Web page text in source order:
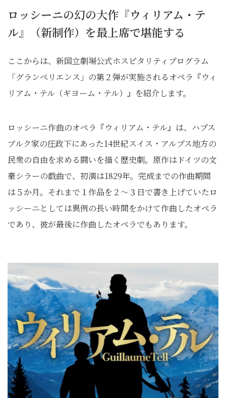
ロッシーニの幻の大作『ウィリアム・テ
ル』（新制作）を最上席で堪能する
ここからは、新国立劇場公式ホスピタリティプログラム
「グランペリエンス」の第２弾が実施されるオペラ『ウィ
リアム・テル（ギヨーム・テル）』を紹介します。
ロッシーニ作曲のオペラ『ウィリアム・テル』は、ハプス
ブルク家の圧政下にあった14世紀スイス・アルプス地方の
民衆の自由を求める闘いを描く歴史劇。原作はドイツの文
豪シラーの戯曲で、初演は1829年。完成までの作曲期間
は５か月。それまで１作品を２～３日で書き上げていたロ
ッシーニとしては異例の長い時間をかけて作曲したオペラ
であり、彼が最後に作曲したオペラでもあります。